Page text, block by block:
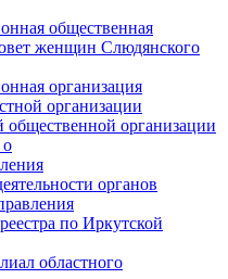
общественная
женщин Слюдянского
организация
организации
общественной организации
о
органов
по Иркутской
областного